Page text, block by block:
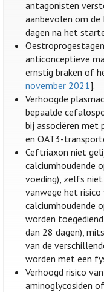
antagonisten
aanbevolen om
dagen na het
anticonceptieve
ernstig braken of
november 2021].
Verhoogde
bepaalde
bij associëren met
en OAT3-
Ceftriaxon niet
calciumhoudende
voeding), zelfs
vanwege het
calciumhoudende
worden
dan 28 dagen),
van de
worden met een
Verhoogd risico
aminoglycosiden